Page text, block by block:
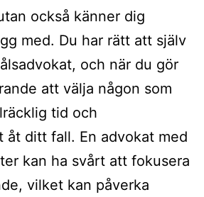
också känner dig
med. Du har rätt att själv
och när du gör
att välja någon som
tid och
åt ditt fall. En advokat med
kan ha svårt att fokusera
vilket kan påverka